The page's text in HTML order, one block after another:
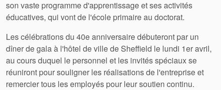
Certifications et normes
Contactez-nous
son vaste programme d'apprentissage et ses activités
éducatives, qui vont de l'école primaire au doctorat.
Les célébrations du 40e anniversaire débuteront par un
dîner de gala à l'hôtel de ville de Sheffield le lundi 1er avril,
au cours duquel le personnel et les invités spéciaux se
réuniront pour souligner les réalisations de l'entreprise et
remercier tous les employés pour leur soutien continu.